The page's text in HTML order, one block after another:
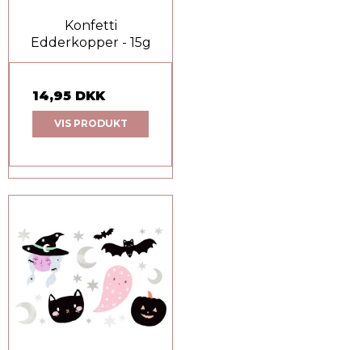
Konfetti
Edderkopper - 15g
14,95 DKK
VIS PRODUKT